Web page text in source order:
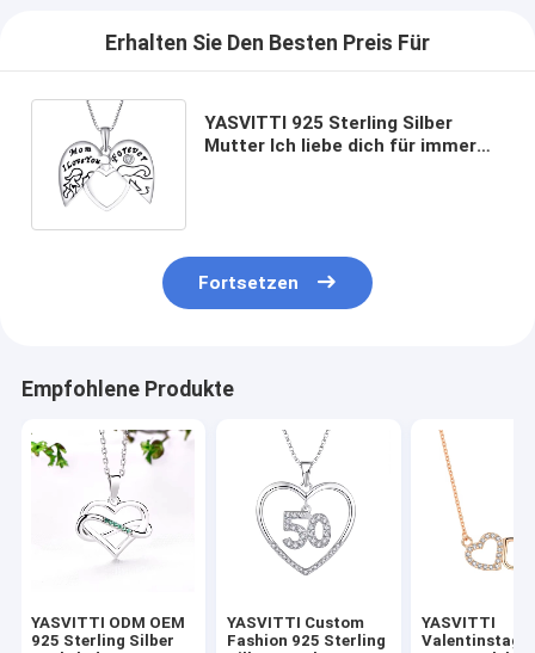
Erhalten Sie Den Besten Preis Für
YASVITTI 925 Sterling Silber
Mutter Ich liebe dich für immer
Fortsetzen
Empfohlene Produkte
YASVITTI ODM OEM
925 Sterling Silber
YASVITTI Custom
Fashion 925 Sterling
YASVITTI